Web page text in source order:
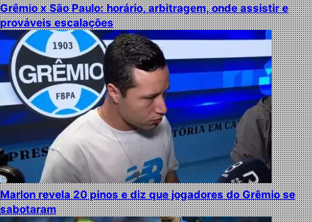
Grêmio x São Paulo: horário, arbitragem, onde assistir e
prováveis escalações
Marlon revela 20 pinos e diz que jogadores do Grêmio se
sabotaram